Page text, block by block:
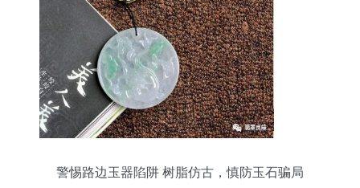
警惕路边玉器陷阱 树脂仿古，慎防玉石骗局